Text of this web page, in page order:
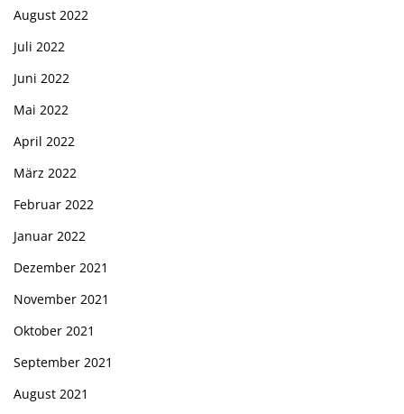
August 2022
Juli 2022
Juni 2022
Mai 2022
April 2022
März 2022
Februar 2022
Januar 2022
Dezember 2021
November 2021
Oktober 2021
September 2021
August 2021